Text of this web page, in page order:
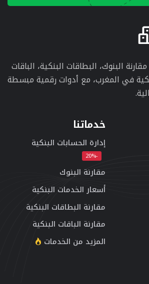
البنوك، البطاقات البنكية، الباقات
في المغرب، مع أدوات رقمية مبسطة
خدماتنا
إدارة الحسابات البنكية
-20%
مقارنة البنوك
أسعار الخدمات البنكية
مقارنة البطاقات البنكية
مقارنة الباقات البنكية
المزيد من الخدمات